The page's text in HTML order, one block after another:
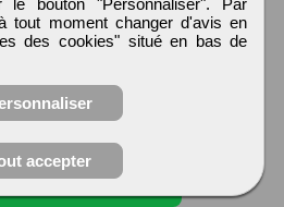
spontanée
bouton "Personnaliser". Par
tout moment changer d'avis en
des cookies" situé en bas de
accepter
© 1999 - 2026